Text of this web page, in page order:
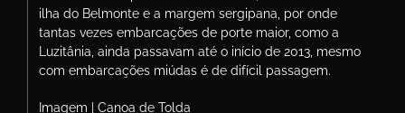
ilha do Belmonte e a margem sergipana, por onde
tantas vezes embarcações de porte maior, como a
Luzitânia, ainda passavam até o início de 2013, mesmo
com embarcações miúdas é de difícil passagem.
Imagem | Canoa de Tolda